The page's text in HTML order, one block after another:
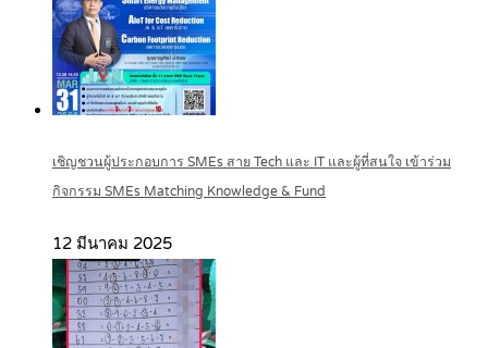
เชิญชวนผู้ประกอบการ SMEs สาย Tech และ IT และผู้ที่สนใจ เข้าร่วม
กิจกรรม SMEs Matching Knowledge & Fund
12 มีนาคม 2025